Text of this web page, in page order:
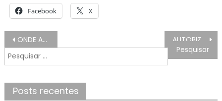
Facebook X
Navegação
de
Post
ONDE ASSISTIR Atlético de Madrid x Celta de Vigo AO VIVO, escalações e palpites Espanhol La Liga, HOJE (15/02)
Pesquisar
por:
Posts recentes